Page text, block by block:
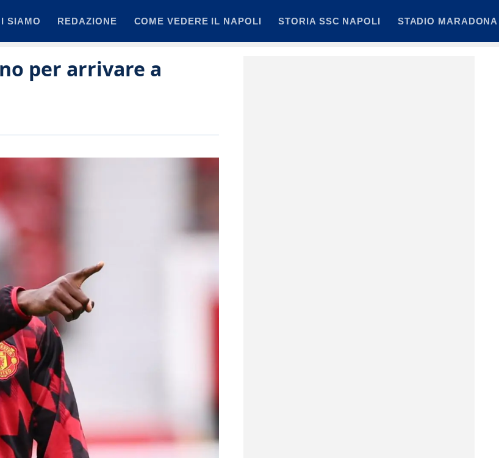
SIAMO REDAZIONE COME VEDERE IL NAPOLI STORIA SSC NAPOLI STADIO MARADONA
per arrivare a